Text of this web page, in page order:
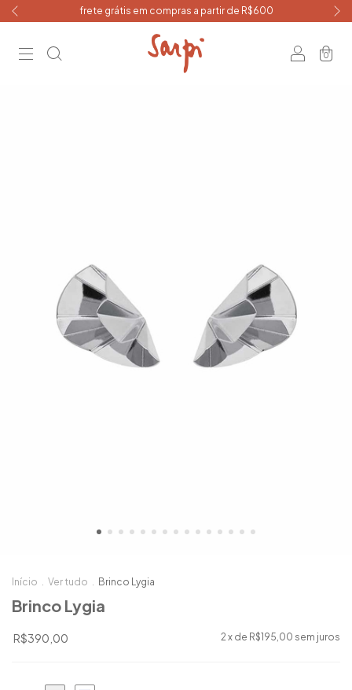
frete grátis em compras a partir de R$600
0
Início . Ver tudo . Brinco Lygia
Brinco Lygia
R$390,00 2x de R$195,00 sem juros